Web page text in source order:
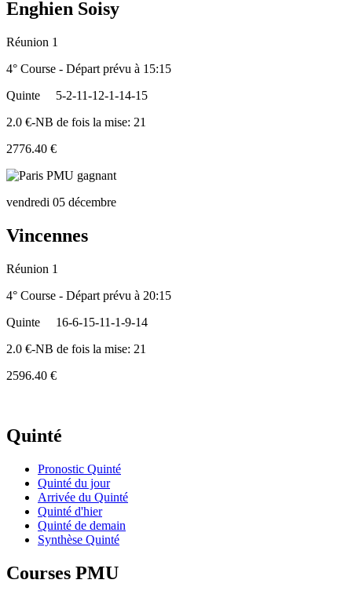
Enghien Soisy
Réunion 1
4° Course - Départ prévu à 15:15
Quinte
5-2-11-12-1-14-15
2.0 €-NB de fois la mise: 21
2776.40 €
vendredi 05 décembre
Vincennes
Réunion 1
4° Course - Départ prévu à 20:15
Quinte
16-6-15-11-1-9-14
2.0 €-NB de fois la mise: 21
2596.40 €
Quinté
Pronostic Quinté
Quinté du jour
Arrivée du Quinté
Quinté d'hier
Quinté de demain
Synthèse Quinté
Courses PMU